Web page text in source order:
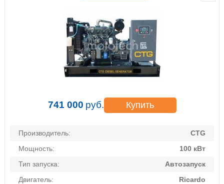
741 000 руб. Купить
Производитель:
CTG
Мощность:
100 кВт
Тип запуска:
Автозапуск
Двигатель:
Ricardo